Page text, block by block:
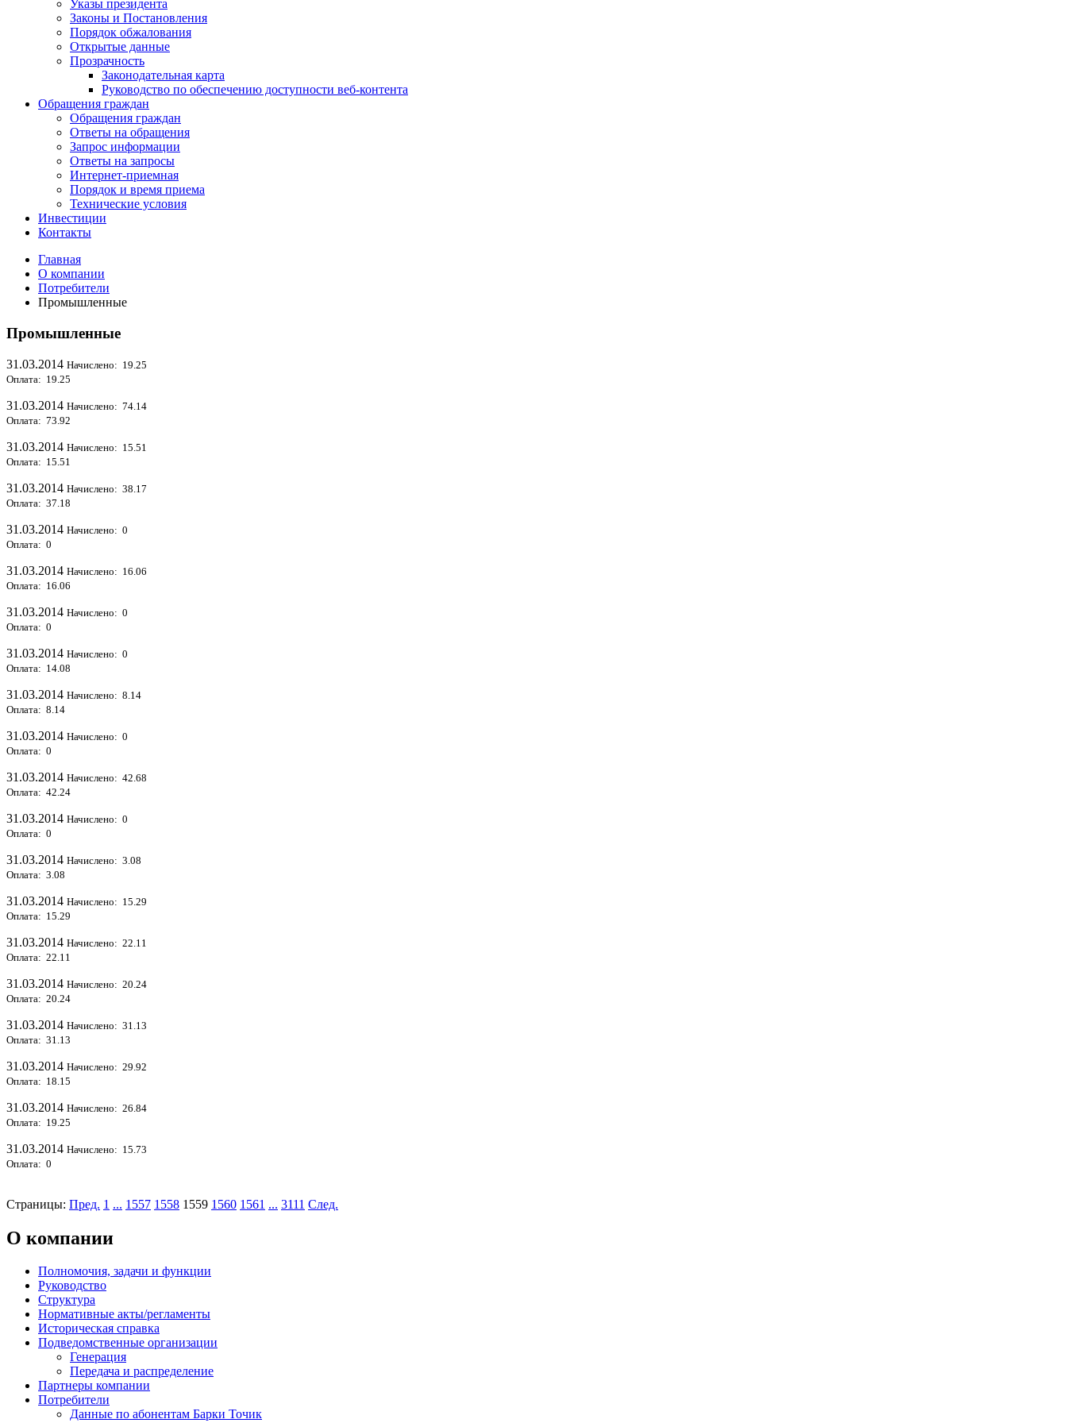
Указы президента
Законы и Постановления
Порядок обжалования
Открытые данные
Прозрачность
Законодательная карта
Руководство по обеспечению доступности веб-контента
Обращения граждан
Обращения граждан
Ответы на обращения
Запрос информации
Ответы на запросы
Интернет-приемная
Порядок и время приема
Технические условия
Инвестиции
Контакты
Главная
О компании
Потребители
Промышленные
Промышленные
31.03.2014 Начислено: 19.25
Оплата: 19.25
31.03.2014 Начислено: 74.14
Оплата: 73.92
31.03.2014 Начислено: 15.51
Оплата: 15.51
31.03.2014 Начислено: 38.17
Оплата: 37.18
31.03.2014 Начислено: 0
Оплата: 0
31.03.2014 Начислено: 16.06
Оплата: 16.06
31.03.2014 Начислено: 0
Оплата: 0
31.03.2014 Начислено: 0
Оплата: 14.08
31.03.2014 Начислено: 8.14
Оплата: 8.14
31.03.2014 Начислено: 0
Оплата: 0
31.03.2014 Начислено: 42.68
Оплата: 42.24
31.03.2014 Начислено: 0
Оплата: 0
31.03.2014 Начислено: 3.08
Оплата: 3.08
31.03.2014 Начислено: 15.29
Оплата: 15.29
31.03.2014 Начислено: 22.11
Оплата: 22.11
31.03.2014 Начислено: 20.24
Оплата: 20.24
31.03.2014 Начислено: 31.13
Оплата: 31.13
31.03.2014 Начислено: 29.92
Оплата: 18.15
31.03.2014 Начислено: 26.84
Оплата: 19.25
31.03.2014 Начислено: 15.73
Оплата: 0
Страницы: Пред. 1 ... 1557 1558 1559 1560 1561 ... 3111 След.
О компании
Полномочия, задачи и функции
Руководство
Структура
Нормативные акты/регламенты
Историческая справка
Подведомственные организации
Генерация
Передача и распределение
Партнеры компании
Потребители
Данные по абонентам Барки Точик